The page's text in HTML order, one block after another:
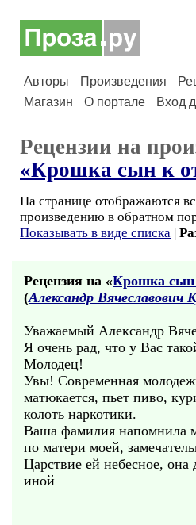
Авторы Произведения
Магазин
О портале Вход
Рецензии на
«Крошка сын к
На странице отображаются
произведению в обратном
Показывать в виде списка |
Рецензия на «Крошка сын
(Александр Вячеславович
Уважаемый Александр
Я очень рад, что у Вас
Молодец!
Увы! Современная
матюкается, пьет пиво,
колоть наркотики.
Ваша фамилия напомнила
по матери моей,
Царствие ей небесное,
иной